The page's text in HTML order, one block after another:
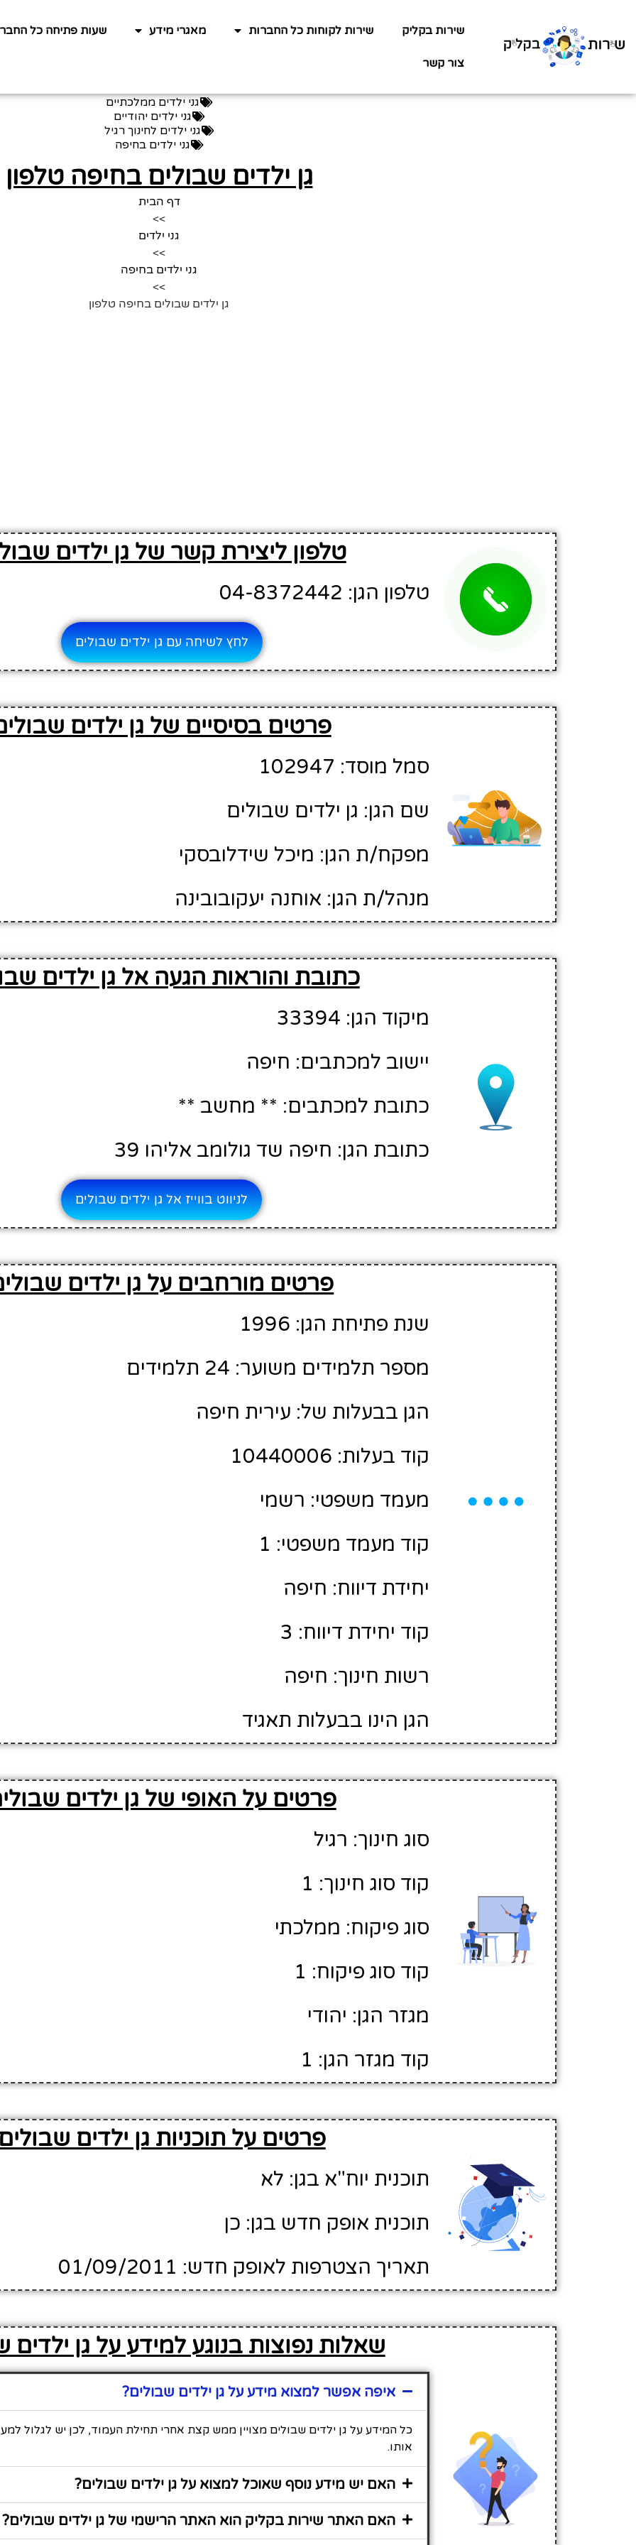
שירות בקליק שירות לקוחות כל החברות מאגרי מידע שעות פתיחה כל
צור קשר
גני ילדים ממלכתיים
גני ילדים יהודיים
גני ילדים לחינוך רגיל
גני ילדים בחיפה
גן ילדים שבולים בחיפה טלפון
דף הבית
>>
גני ילדים
>>
גני ילדים בחיפה
>>
גן ילדים שבולים בחיפה טלפון
טלפון ליצירת קשר של גן ילדים
טלפון הגן: 04-8372442
לחץ לשיחה עם גן ילדים שבולים
פרטים בסיסיים של גן ילדים
סמל מוסד: 102947
שם הגן: גן ילדים שבולים
מפקח/ת הגן: מיכל שידלובסקי
מנהל/ת הגן: אוחנה יעקובובינה
כתובת והוראות הגעה אל גן ילדים
מיקוד הגן: 33394
יישוב למכתבים: חיפה
כתובת למכתבים: ** מחשב **
כתובת הגן: חיפה שד גולומב אליהו 39
לניווט בווייז אל גן ילדים שבולים
פרטים מורחבים על גן ילדים
שנת פתיחת הגן: 1996
מספר תלמידים משוער: 24 תלמידים
הגן בבעלות של: עירית חיפה
קוד בעלות: 10440006
מעמד משפטי: רשמי
קוד מעמד משפטי: 1
יחידת דיווח: חיפה
קוד יחידת דיווח: 3
רשות חינוך: חיפה
הגן הינו בבעלות תאגיד
פרטים על האופי של גן ילדים
סוג חינוך: רגיל
קוד סוג חינוך: 1
סוג פיקוח: ממלכתי
קוד סוג פיקוח: 1
מגזר הגן: יהודי
קוד מגזר הגן: 1
פרטים על תוכניות גן ילדים
תוכנית יוח"א בגן: לא
תוכנית אופק חדש בגן: כן
תאריך הצטרפות לאופק חדש: 01/09/2011
שאלות נפוצות בנוגע למידע על גן ילדים
איפה אפשר למצוא מידע על גן ילדים שבולים?
כל המידע על גן ילדים שבולים מצויין ממש קצת אחרי תחילת העמוד, לכן יש לגלול
אותו.
האם יש מידע נוסף שאוכל למצוא על גן ילדים שבולים?
האם האתר שירות בקליק הוא האתר הרישמי של גן ילדים שבולים?